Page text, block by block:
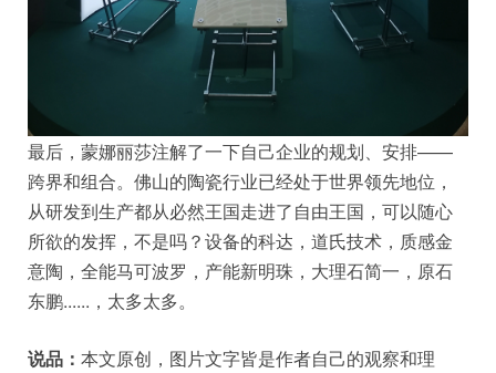
最后，蒙娜丽莎注解了一下自己企业的规划、安排——
跨界和组合。佛山的陶瓷行业已经处于世界领先地位，
从研发到生产都从必然王国走进了自由王国，可以随心
所欲的发挥，不是吗？设备的科达，道氏技术，质感金
意陶，全能马可波罗，产能新明珠，大理石简一，原石
东鹏......，太多太多。
说品： 本文原创，图片文字皆是作者自己的观察和理